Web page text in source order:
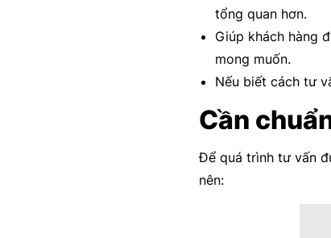
tổng quan hơn.
Giúp khách hàng
mong muốn.
Nếu biết cách tư
Cần
Để quá trình tư vấn
nên: